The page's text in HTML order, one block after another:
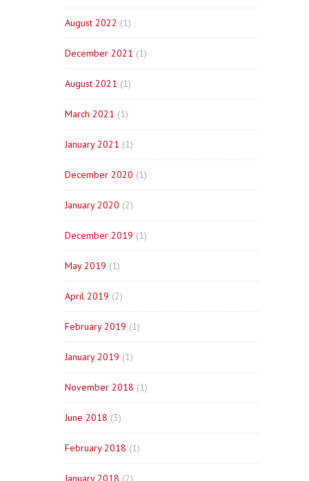
August 2022 (1)
December 2021 (1)
August 2021 (1)
March 2021 (1)
January 2021 (1)
December 2020 (1)
January 2020 (2)
December 2019 (1)
May 2019 (1)
April 2019 (2)
February 2019 (1)
January 2019 (1)
November 2018 (1)
June 2018 (3)
February 2018 (1)